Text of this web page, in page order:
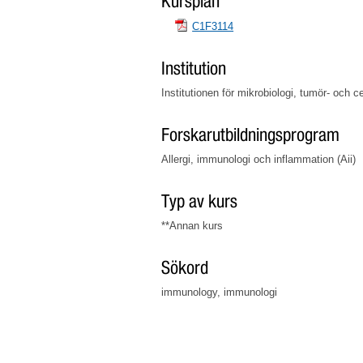
C1F3114
Institution
Institutionen för mikrobiologi, tumör- och
Forskarutbildningsprogram
Allergi, immunologi och inflammation (Aii)
Typ av kurs
**Annan kurs
Sökord
immunology, immunologi